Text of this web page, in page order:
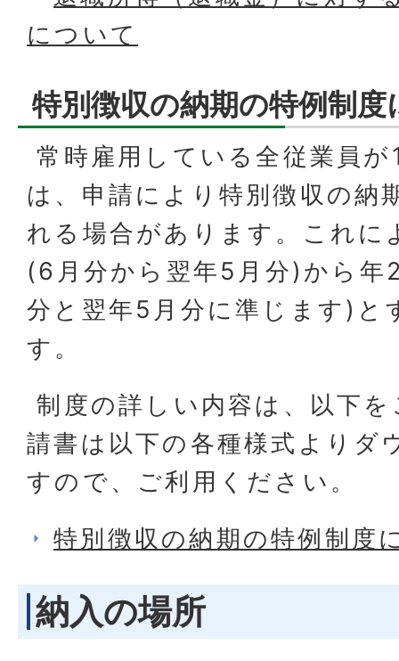
について
特別徴収の納期の特例制度
常時雇用している全従業員
は、申請により特別徴収の納
れる場合があります。これに
(6月分から翌年5月分)から年
分と翌年5月分に準じます)と
す。
制度の詳しい内容は、以下
請書は以下の各種様式よりダ
すので、ご利用ください。
特別徴収の納期の特例制度
納入の場所